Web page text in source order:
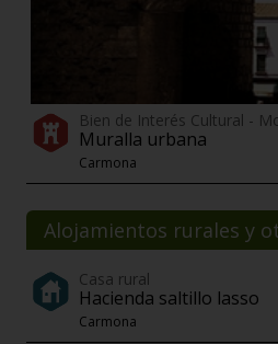
Bien de Interés Cultural -
Muralla urbana
Carmona
Alojamientos rurales y
Casa rural
Hacienda saltillo lasso
Carmona